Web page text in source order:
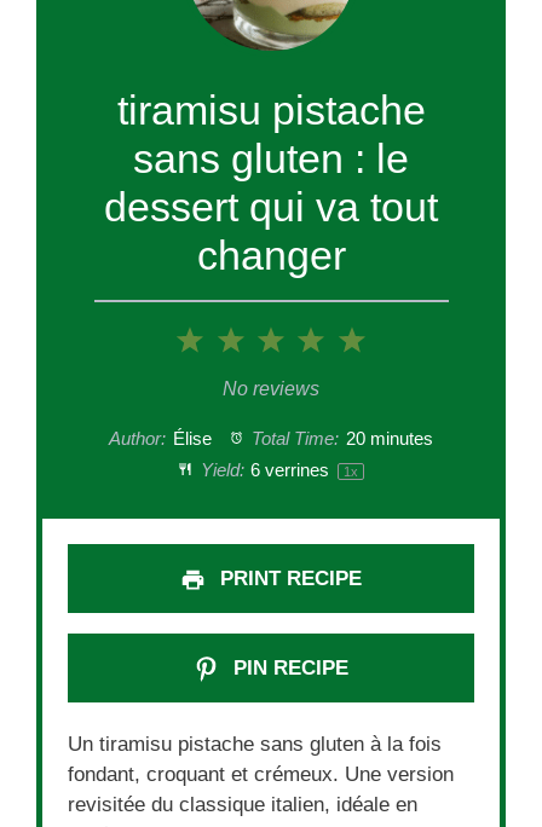
tiramisu pistache
sans gluten : le
dessert qui va tout
changer
5
4
3
Stars
2
Stars
1
Star
No reviews
Author: Élise Total Time: 20 minutes
Yield: 6 verrines 1x
PRINT RECIPE
PIN RECIPE
Un tiramisu pistache sans gluten à la fois
fondant, croquant et crémeux. Une version
revisitée du classique italien, idéale en